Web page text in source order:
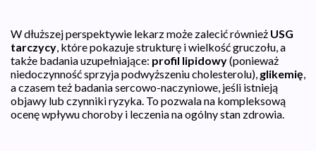
W dłuższej perspektywie lekarz może zalecić również USG
tarczycy, które pokazuje strukturę i wielkość gruczołu, a
także badania uzupełniające: profil lipidowy(ponieważ
niedoczynność sprzyja podwyższeniu cholesterolu), glikemię,
a czasem też badania sercowo-naczyniowe, jeśli istnieją
objawy lub czynniki ryzyka. To pozwala na kompleksową
ocenę wpływu choroby i leczenia na ogólny stan zdrowia.